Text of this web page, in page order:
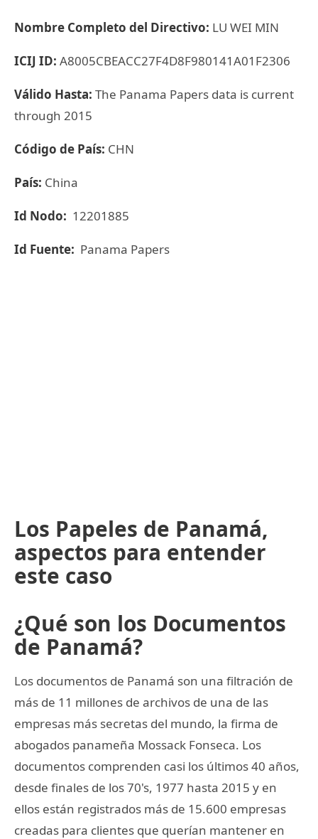
Nombre Completo del Directivo: LU WEI MIN
ICIJ ID: A8005CBEACC27F4D8F980141A01F2306
Válido Hasta: The Panama Papers data is current
through 2015
Código de País: CHN
País: China
Id Nodo: 12201885
Id Fuente: Panama Papers
Los Papeles de Panamá,
aspectos para entender
este caso
¿Qué son los Documentos
de Panamá?
Los documentos de Panamá son una filtración de
más de 11 millones de archivos de una de las
empresas más secretas del mundo, la firma de
abogados panameña Mossack Fonseca. Los
documentos comprenden casi los últimos 40 años,
desde finales de los 70's, 1977 hasta 2015 y en
ellos están registrados más de 15.600 empresas
creadas para clientes que querían mantener en